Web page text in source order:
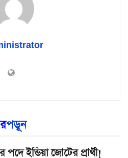
পড়ূন
ইন্ডিয়া জোটের প্রার্থী!